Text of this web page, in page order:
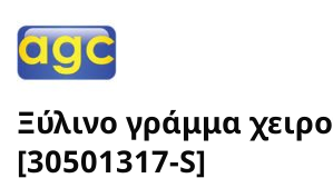
Ξύλινο γράμμα
[30501317-S]